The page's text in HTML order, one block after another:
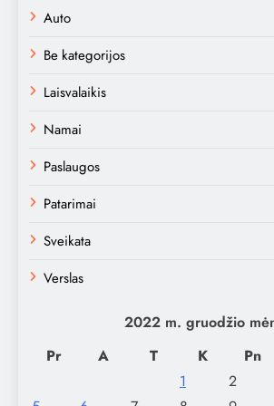
Auto
Be kategorijos
Laisvalaikis
Namai
Paslaugos
Patarimai
Sveikata
Verslas
2022 m. gruodžio
Pr
A T K Pn
1
2